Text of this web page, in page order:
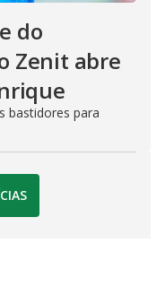
do
Zenit abre
bastidores para